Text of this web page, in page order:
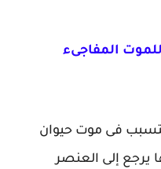
المفاجىء
فى موت حيوان
يرجع إلى العنصر